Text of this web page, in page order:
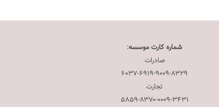
شماره کارت موسسه:
صادرات
۶۰۳۷-۶۹۱۹-۹۰۰۹-۸۳۲۹
تجارت
۵۸۵۹-۸۳۷۰-۰۰۰۹-۳۴۳۱